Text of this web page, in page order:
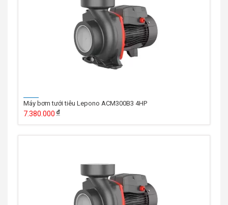
Máy bơm tưới tiêu Lepono ACM300B3 4HP
7.380.000